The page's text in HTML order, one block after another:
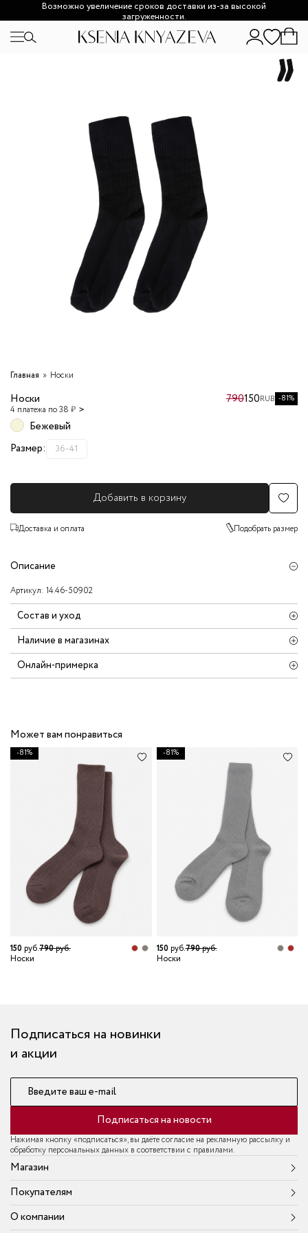
Возможно увеличение сроков доставки из-за высокой
загруженности.
Главная Носки
Носки
4 платежа по 38 ₽
790150RUB -81%
Бежевый
Размер:
36-41
Добавить в корзину
Доставка и оплата Подобрать размер
Описание
Артикул: 14.46-50902
Состав и уход
Наличие в магазинах
Онлайн-примерка
Может вам понравиться
-81%
150руб.790руб.
Носки
-81%
150руб.790руб.
Носки
Подписаться на новинки
и акции
Введите ваш e-mail
Подписаться на новости
Нажимая кнопку «подписаться», вы даёте согласие на рекламную рассылку и
обработку персональных данных в соответствии с правилами.
Магазин
Покупателям
О компании